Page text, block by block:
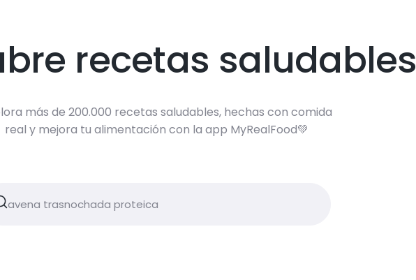
recetas saludables
más de 200.000 recetas saludables, hechas con comida
real y mejora tu alimentación con la app MyRealFood💚